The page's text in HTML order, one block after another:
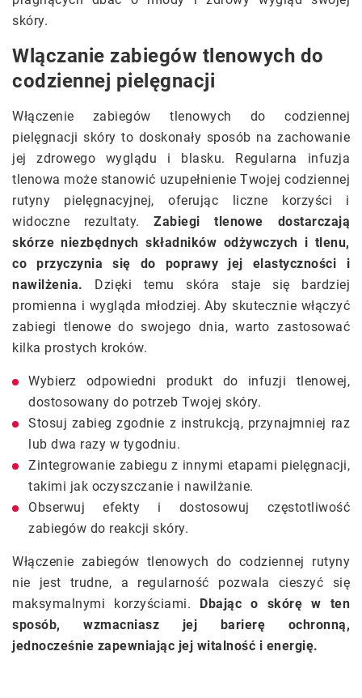
skóry.
Wlączanie zabiegów tlenowych do
codziennej pielęgnacji
Włączenie zabiegów tlenowych do codziennej
pielęgnacji skóry to doskonały sposób na zachowanie
jej zdrowego wyglądu i blasku. Regularna infuzja
tlenowa może stanowić uzupełnienie Twojej codziennej
rutyny pielęgnacyjnej, oferując liczne korzyści i
widoczne rezultaty.Zabiegi tlenowe dostarczają
skórze niezbędnych składników odżywczych i tlenu,
co przyczynia się do poprawy jej elastyczności i
nawilżenia. Dzięki temu skóra staje się bardziej
promienna i wygląda młodziej. Aby skutecznie włączyć
zabiegi tlenowe do swojego dnia, warto zastosować
kilka prostych kroków.
Wybierz odpowiedni produkt do infuzji tlenowej,
dostosowany do potrzeb Twojej skóry.
Stosuj zabieg zgodnie z instrukcją, przynajmniej raz
lub dwa razy w tygodniu.
Zintegrowanie zabiegu z innymi etapami pielęgnacji,
takimi jak oczyszczanie i nawilżanie.
Obserwuj efekty i dostosowuj częstotliwość
zabiegów do reakcji skóry.
Włączenie zabiegów tlenowych do codziennej rutyny
nie jest trudne, a regularność pozwala cieszyć się
maksymalnymi korzyściami.
Dbając o skórę w ten
sposób, wzmacniasz jej barierę ochronną,
jednocześnie zapewniając jej witalność i energię.